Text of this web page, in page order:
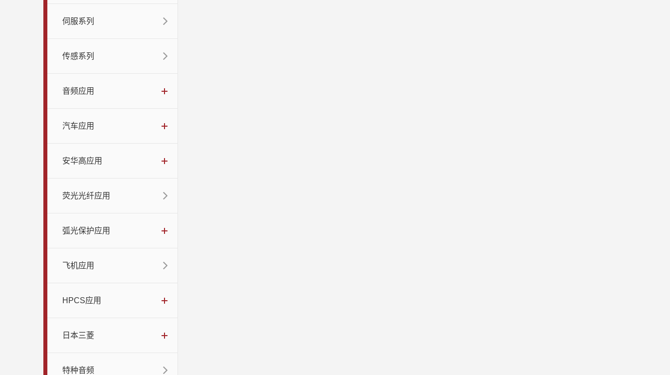
伺服系列
传感系列
音频应用
汽车应用
安华高应用
荧光光纤应用
弧光保护应用
飞机应用
HPCS应用
日本三菱
特种音频